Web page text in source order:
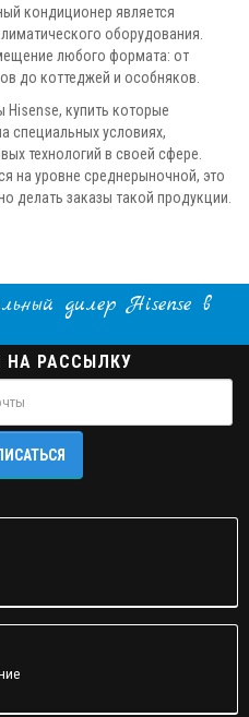
кондиционер является
оборудования.
любого формата: от
до коттеджей и особняков.
купить которые
специальных условиях,
технологий в своей сфере.
на уровне среднерыночной, это
делать заказы такой продукции.
дилер Hisense в
НА РАССЫЛКУ